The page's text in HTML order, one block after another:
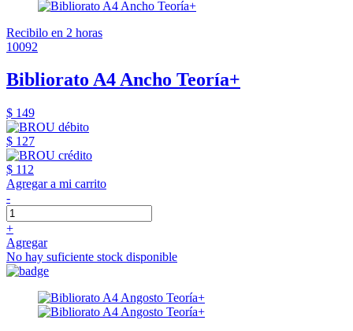
Recibilo en 2 horas
10092
Bibliorato A4 Ancho Teoría+
$ 149
$ 127
$ 112
Agregar a mi carrito
-
+
Agregar
No hay suficiente stock disponible